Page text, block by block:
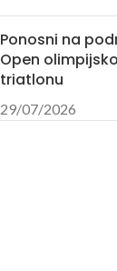
Ponosni na
Open
triatlonu
29/07/2026